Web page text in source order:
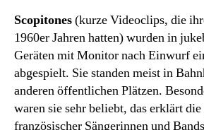
Scopitones(kurze Videoclips, die
1960er Jahren hatten) wurden in
Geräten mit Monitor nach Einwurf
abgespielt. Sie standen meist in
anderen öffentlichen Plätzen.
waren sie sehr beliebt, das erklärt
französischer Sängerinnen und